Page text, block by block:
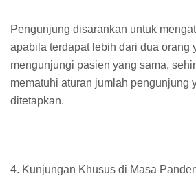
Pengunjung disarankan untuk
apabila terdapat lebih dari dua orang
mengunjungi pasien yang sama,
mematuhi aturan jumlah pengunjung
ditetapkan.
4. Kunjungan Khusus di Masa